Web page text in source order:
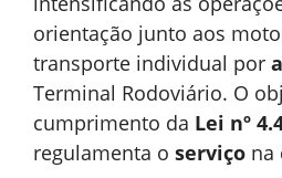
orientação junto aos
transporte individual por
Terminal Rodoviário. O
cumprimento da Lei nº
regulamenta o serviço na